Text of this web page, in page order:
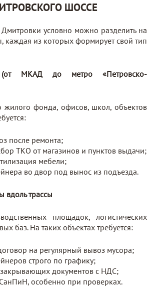
ШОССЕ
условно можно разделить на
каждая из которых формирует свой тип
МКАД до метро «Петровско-
жилого фонда, офисов, школ, объектов
после ремонта;
ТКО от магазинов и пунктов выдачи;
мебели;
во двор под вынос из подъезда.
вдоль трассы
площадок, логистических
баз. На таких объектах требуется:
на регулярный вывоз мусора;
строго по графику;
документов с НДС;
особенно при проверках.